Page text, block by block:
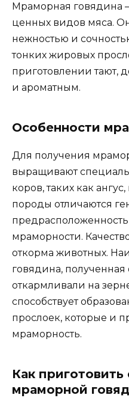
Мраморная говядина
ценных видов мяса.
нежностью и
тонких жировых
приготовлении тают,
и ароматным.
Особенности
Для получения
выращивают
коров, таких как
породы отличаются
мраморности.
откорма животных.
говядина, полученная
откармливали на
способствует
прослоек, которые и
мраморность.
Как приготовить
мраморной